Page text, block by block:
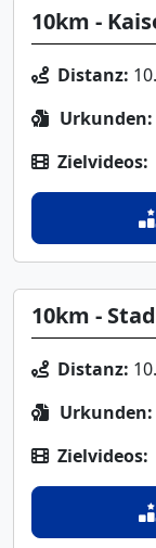
10km -
Distanz:
Urkunden:
Zielvideos:
10km -
Distanz:
Urkunden:
Zielvideos: